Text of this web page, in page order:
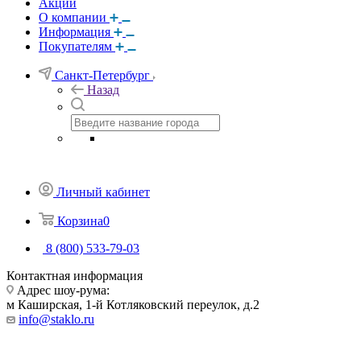
Акции
О компании
Информация
Покупателям
Санкт-Петербург
Назад
Личный кабинет
Корзина0
8 (800) 533-79-03
Контактная информация
Адрес шоу-рума:
м Каширская, 1-й Котляковский переулок, д.2
info@staklo.ru